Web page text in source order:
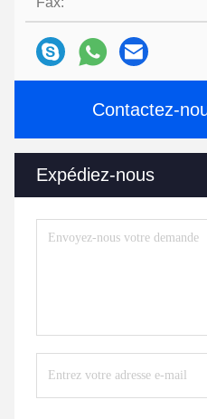
Contactez-
Expédiez-nous